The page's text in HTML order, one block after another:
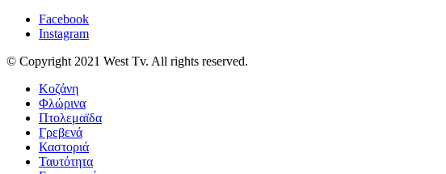
Facebook
Instagram
© Copyright 2021 West Tv. All rights reserved.
Κοζάνη
Φλώρινα
Πτολεμαϊδα
Γρεβενά
Καστοριά
Ταυτότητα